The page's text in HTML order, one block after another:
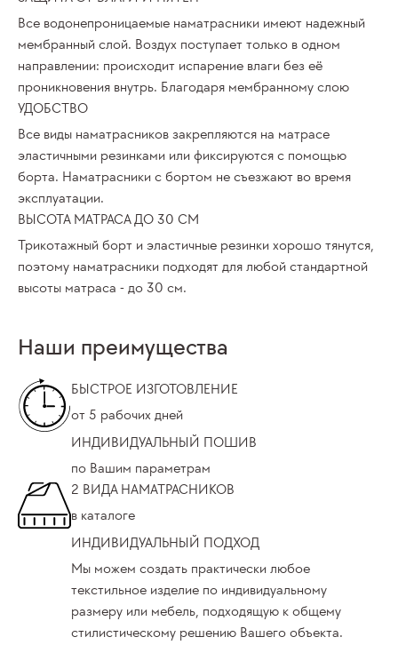
Все водонепроницаемые наматрасники имеют надежный
мембранный слой. Воздух поступает только в одном
направлении: происходит испарение влаги без её
проникновения внутрь. Благодаря мембранному слою
УДОБСТВО
Все виды наматрасников закрепляются на матрасе
эластичными резинками или фиксируются с помощью
борта. Наматрасники с бортом не съезжают во время
эксплуатации.
ВЫСОТА МАТРАСА ДО 30 СМ
Трикотажный борт и эластичные резинки хорошо тянутся,
поэтому наматрасники подходят для любой стандартной
высоты матраса - до 30 см.
Наши преимущества
БЫСТРОЕ ИЗГОТОВЛЕНИЕ
от 5 рабочих дней
ИНДИВИДУАЛЬНЫЙ ПОШИВ
по Вашим параметрам
2 ВИДА НАМАТРАСНИКОВ
в каталоге
ИНДИВИДУАЛЬНЫЙ ПОДХОД
Мы можем создать практически любое
текстильное изделие по индивидуальному
размеру или мебель, подходящую к общему
стилистическому решению Вашего объекта.